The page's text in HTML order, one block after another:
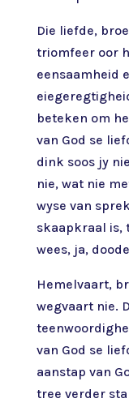
Die liefde,
triomfeer oor
eensaamheid
beteken om
van God se
dink soos jy
nie, wat nie
wyse van
skaapkraal is,
wees, ja,
Hemelvaart,
wegvaart nie.
van God se
aanstap van
tree verder